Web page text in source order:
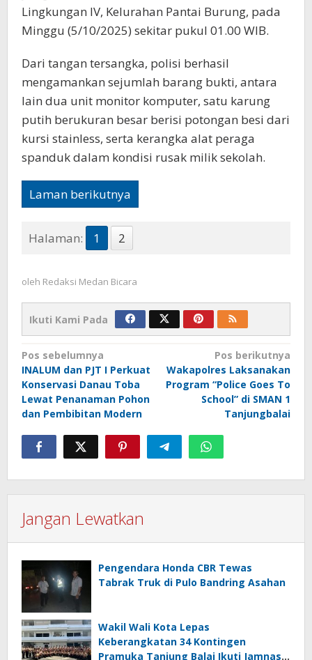
Lingkungan IV, Kelurahan Pantai Burung, pada
Minggu (5/10/2025) sekitar pukul 01.00 WIB.
Dari tangan tersangka, polisi berhasil
mengamankan sejumlah barang bukti, antara
lain dua unit monitor komputer, satu karung
putih berukuran besar berisi potongan besi dari
kursi stainless, serta kerangka alat peraga
spanduk dalam kondisi rusak milik sekolah.
Laman berikutnya
Halaman: 1 2
oleh Redaksi Medan Bicara
Ikuti Kami Pada
Navigasi
pos
Pos sebelumnya
INALUM dan PJT I Perkuat
Konservasi Danau Toba
Lewat Penanaman Pohon
dan Pembibitan Modern
Pos berikutnya
Wakapolres Laksanakan
Program “Police Goes To
School” di SMAN 1
Tanjungbalai
Jangan Lewatkan
Pengendara Honda CBR Tewas
Tabrak Truk di Pulo Bandring Asahan
Wakil Wali Kota Lepas
Keberangkatan 34 Kontingen
Pramuka Tanjung Balai Ikuti Jamnas